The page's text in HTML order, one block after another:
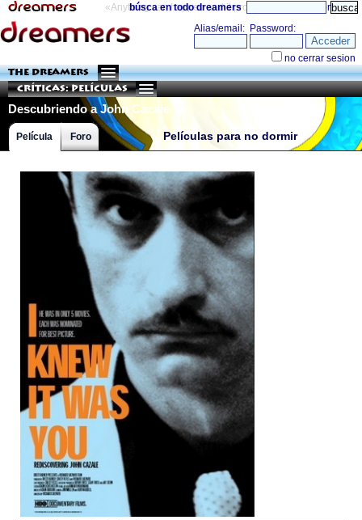
«Anything can happen and it probably will» directorio
búsca en todo dreamers
THE DREAMERS
Críticas: Películas
Descubriendo a John Cazale
Películas para no dormir
Película Foro